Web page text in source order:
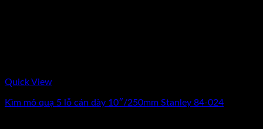
Quick View
Kìm mỏ quạ 5 lỗ cán dày 10″/250mm Stanley 84-024